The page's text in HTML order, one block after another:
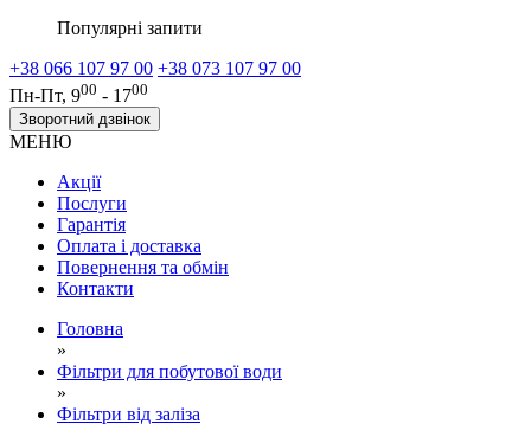
Популярні запити
+38 066 107 97 00 +38 073 107 97 00
Пн-Пт, 900 - 1700
Зворотний дзвінок
МЕНЮ
Акції
Послуги
Гарантія
Оплата і доставка
Повернення та обмін
Контакти
Головна
»
Фільтри для побутової води
»
Фільтри від заліза